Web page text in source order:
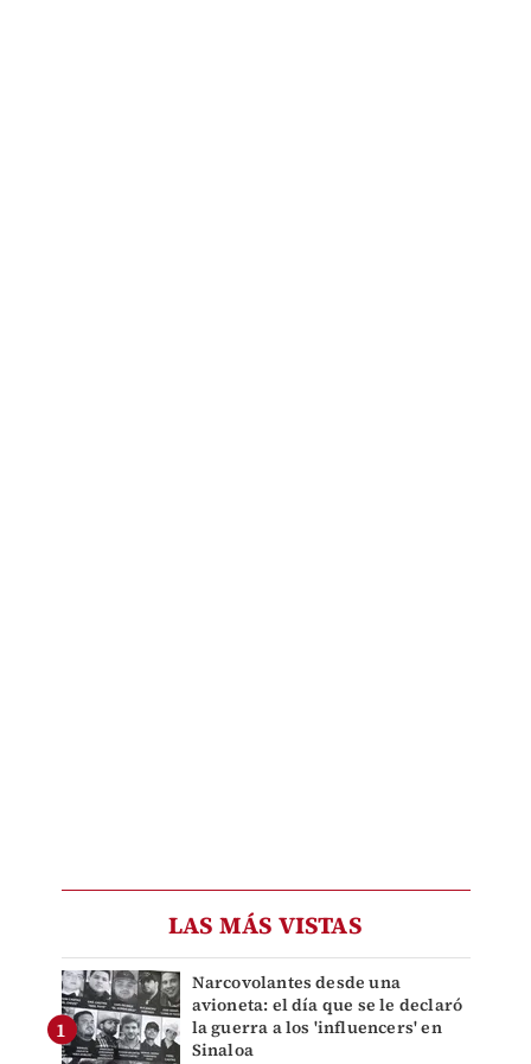
LAS MÁS VISTAS
Narcovolantes desde una
avioneta: el día que se le declaró
la guerra a los 'influencers' en
Sinaloa